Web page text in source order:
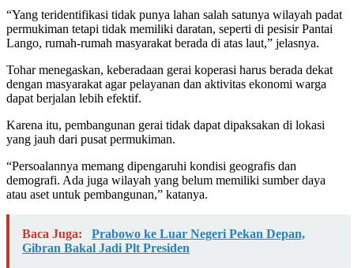
“Yang teridentifikasi tidak punya lahan salah satunya wilayah padat
permukiman tetapi tidak memiliki daratan, seperti di pesisir Pantai
Lango, rumah-rumah masyarakat berada di atas laut,” jelasnya.
Tohar menegaskan, keberadaan gerai koperasi harus berada dekat
dengan masyarakat agar pelayanan dan aktivitas ekonomi warga
dapat berjalan lebih efektif.
Karena itu, pembangunan gerai tidak dapat dipaksakan di lokasi
yang jauh dari pusat permukiman.
“Persoalannya memang dipengaruhi kondisi geografis dan
demografi. Ada juga wilayah yang belum memiliki sumber daya
atau aset untuk pembangunan,” katanya.
Baca Juga:
Prabowo ke Luar Negeri Pekan Depan,
Gibran Bakal Jadi Plt Presiden